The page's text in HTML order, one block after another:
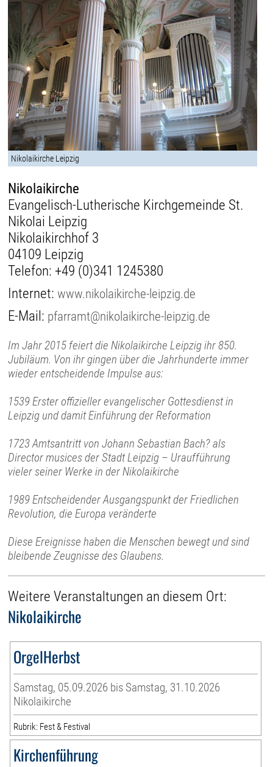
Nikolaikirche Leipzig
Nikolaikirche
Evangelisch-Lutherische Kirchgemeinde St.
Nikolai Leipzig
Nikolaikirchhof 3
04109 Leipzig
Telefon: +49 (0)341 1245380
Internet:www.nikolaikirche-leipzig.de
E-Mail: pfarramt@nikolaikirche-leipzig.de
Im Jahr 2015 feiert die Nikolaikirche Leipzig ihr 850.
Jubiläum. Von ihr gingen über die Jahrhunderte immer
wieder entscheidende Impulse aus:
1539 Erster offizieller evangelischer Gottesdienst in
Leipzig und damit Einführung der Reformation
1723 Amtsantritt von Johann Sebastian Bach? als
Director musices der Stadt Leipzig – Uraufführung
vieler seiner Werke in der Nikolaikirche
1989 Entscheidender Ausgangspunkt der Friedlichen
Revolution, die Europa veränderte
Diese Ereignisse haben die Menschen bewegt und sind
bleibende Zeugnisse des Glaubens.
Weitere Veranstaltungen an diesem Ort:
Nikolaikirche
OrgelHerbst
Samstag, 05.09.2026 bis Samstag, 31.10.2026
Nikolaikirche
Rubrik: Fest & Festival
Kirchenführung